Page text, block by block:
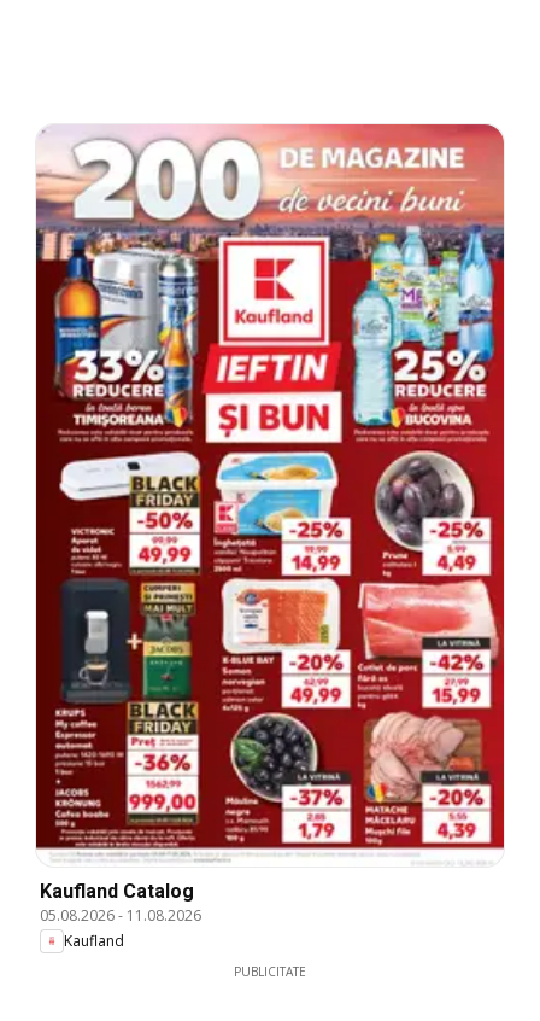
Kaufland Catalog
05.08.2026- 11.08.2026
Kaufland
PUBLICITATE